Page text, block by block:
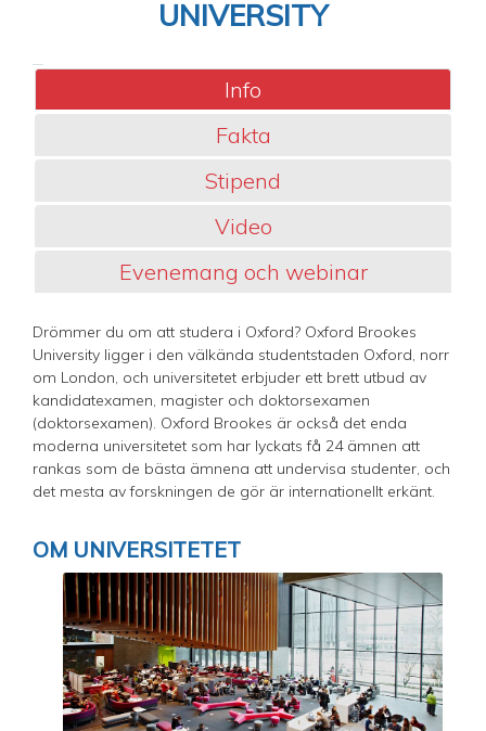
UNIVERSITY
Info
Fakta
Stipend
Video
Evenemang och webinar
Drömmer du om att studera i Oxford? Oxford Brookes
University ligger i den välkända studentstaden Oxford, norr
om London, och universitetet erbjuder ett brett utbud av
kandidatexamen, magister och doktorsexamen
(doktorsexamen). Oxford Brookes är också det enda
moderna universitetet som har lyckats få 24 ämnen att
rankas som de bästa ämnena att undervisa studenter, och
det mesta av forskningen de gör är internationellt erkänt.
OM UNIVERSITETET